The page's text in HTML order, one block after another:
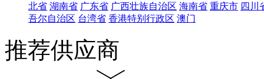
北省 湖南省 广东省 广西壮族自治区 海南省 重庆市 四川
吾尔自治区 台湾省 香港特别行政区 澳门
推荐供应商